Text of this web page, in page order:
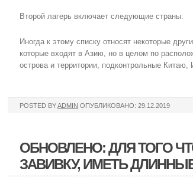
Второй лагерь включает следующие страны:
Иногда к этому списку относят некоторые
которые входят в Азию, но в целом по
острова и территории, подконтрольные
POSTED BYADMIN ОПУБЛИКОВАНО: 29.12.2019
ОБНОВЛЕНО: ДЛЯ ТОГО
ЗАВИВКУ, ИМЕТЬ